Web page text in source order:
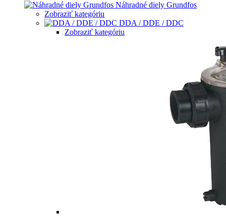
Náhradné diely Grundfos
Zobraziť kategóriu
DDA / DDE / DDC
Zobraziť kategóriu